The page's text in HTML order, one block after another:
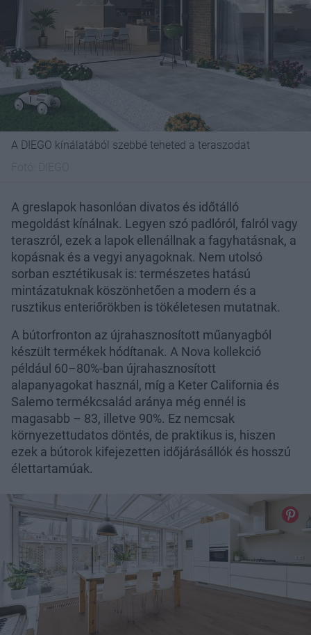
A DIEGO kínálatából szebbé teheted a teraszodat
A greslapok hasonlóan divatos és időtálló
megoldást kínálnak. Legyen szó padlóról, falról vagy
teraszról, ezek a lapok ellenállnak a fagyhatásnak, a
kopásnak és a vegyi anyagoknak. Nem utolsó
sorban esztétikusak is: természetes hatású
mintázatuknak köszönhetően a modern és a
rusztikus enteriőrökben is tökéletesen mutatnak.
A bútorfronton az újrahasznosított műanyagból
készült termékek hódítanak. A Nova kollekció
például 60–80%-ban újrahasznosított
alapanyagokat használ, míg a Keter California és
Salemo termékcsalád aránya még ennél is
magasabb – 83, illetve 90%. Ez nemcsak
környezettudatos döntés, de praktikus is, hiszen
ezek a bútorok kifejezetten időjárásállók és hosszú
élettartamúak.